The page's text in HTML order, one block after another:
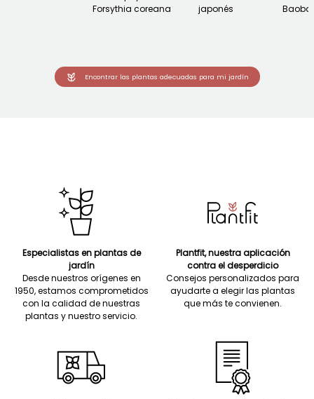
Forsythia coreana
japonés
Encontrar las plantas adecuadas para mi jardín
Especialistas en plantas de
jardín
Desde nuestros orígenes en
1950, estamos comprometidos
con la calidad de nuestras
plantas y nuestro servicio.
Plantfit, nuestra aplicación
contra el desperdicio
Consejos personalizados para
ayudarte a elegir las plantas
que más te convienen.